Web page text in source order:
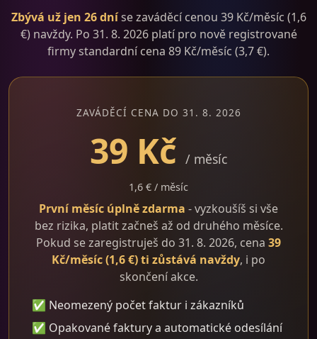
Zbývá už jen 26 dníse zaváděcí cenou 39 Kč/měsíc (1,6
€) navždy. Po 31. 8. 2026 platí pro nově registrované
firmy standardní cena 89 Kč/měsíc (3,7 €).
ZAVÁDĚCÍ CENA DO 31. 8. 2026
39 Kč / měsíc
1,6 € / měsíc
První měsíc úplně zdarma - vyzkoušíš si vše
bez rizika, platit začneš až od druhého měsíce.
Pokud se zaregistruješ do 31. 8. 2026, cena 39
Kč/měsíc (1,6 €) ti zůstává navždy, i po
skončení akce.
✅ Neomezený počet faktur i zákazníků
✅ Opakované faktury a automatické odesílání